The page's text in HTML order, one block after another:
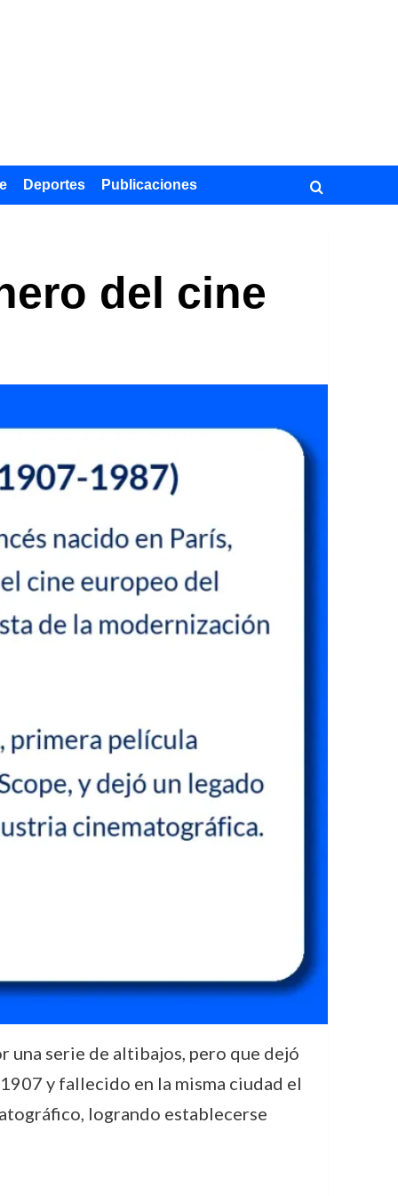
Deportes Publicaciones
del cine
una serie de altibajos, pero que dejó
y fallecido en la misma ciudad el
logrando establecerse